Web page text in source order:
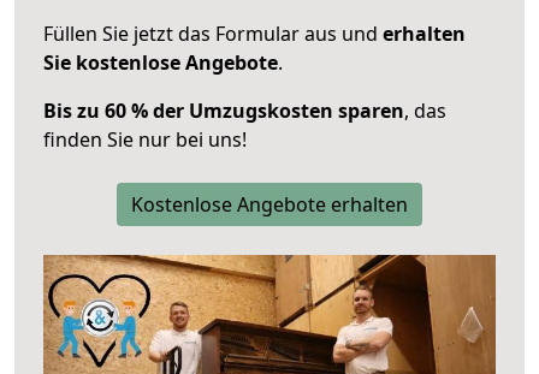
Füllen Sie jetzt das Formular aus und erhalten
Sie kostenlose Angebote.
Bis zu 60 % der Umzugskosten sparen, das
finden Sie nur bei uns!
Kostenlose Angebote erhalten